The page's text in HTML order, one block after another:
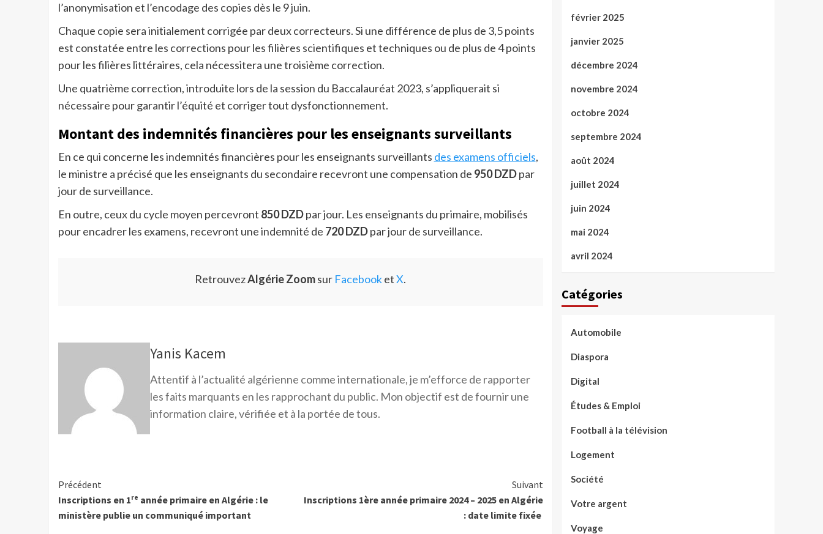
l’anonymisation et l’encodage des copies dès le 9 juin.
Chaque copie sera initialement corrigée par deux correcteurs. Si une différence de plus de 3,5 points
est constatée entre les corrections pour les filières scientifiques et techniques ou de plus de 4 points
pour les filières littéraires, cela nécessitera une troisième correction.
Une quatrième correction, introduite lors de la session du Baccalauréat 2023, s’appliquerait si
nécessaire pour garantir l’équité et corriger tout dysfonctionnement.
Montant des indemnités financières pour les enseignants surveillants
En ce qui concerne les indemnités financières pour les enseignants surveillants des examens officiels,
le ministre a précisé que les enseignants du secondaire recevront une compensation de 950 DZDpar
jour de surveillance.
En outre, ceux du cycle moyen percevront 850 DZDpar jour. Les enseignants du primaire, mobilisés
pour encadrer les examens, recevront une indemnité de 720 DZDpar jour de surveillance.
RetrouvezAlgérie Zoomsur FacebooketX.
Yanis Kacem
Attentif à l’actualité algérienne comme internationale, je m’efforce de rapporter
les faits marquants en les rapprochant du public. Mon objectif est de fournir une
information claire, vérifiée et à la portée de tous.
Précédent
Inscriptions en 1ʳᵉ année primaire en Algérie : le
ministère publie un communiqué important
Suivant
Inscriptions 1ère année primaire 2024 – 2025 en Algérie
: date limite fixée
février 2025
janvier 2025
décembre 2024
novembre 2024
octobre 2024
septembre 2024
août 2024
juillet 2024
juin 2024
mai 2024
avril 2024
Catégories
Automobile
Diaspora
Digital
Études & Emploi
Football à la télévision
Logement
Société
Votre argent
Voyage